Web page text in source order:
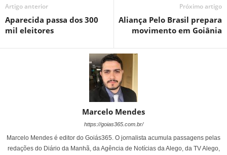
Artigo anterior
Aparecida passa dos 300
mil eleitores
Próximo artigo
Aliança Pelo Brasil prepara
movimento em Goiânia
Marcelo Mendes
https://goias365.com.br/
Marcelo Mendes é editor do Goiás365. O jornalista acumula passagens pelas
redações do Diário da Manhã, da Agência de Notícias da Alego, da TV Alego,